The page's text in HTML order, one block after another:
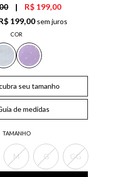
| R$ 199,00
199,00 sem juros
COR
TAMANHO
M G GG
seu tamanho
de medidas